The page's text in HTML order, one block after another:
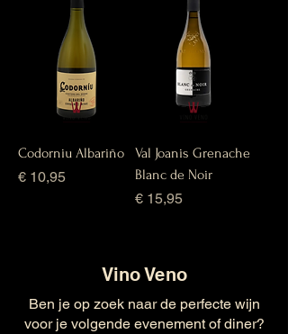
Codorniu Albariño
Prijs
€ 10,95
Val Joanis Grenache
Blanc de Noir
Prijs
€ 15,95
Vino Veno
Ben je op zoek naar de perfecte wijn
voor je volgende evenement of diner?